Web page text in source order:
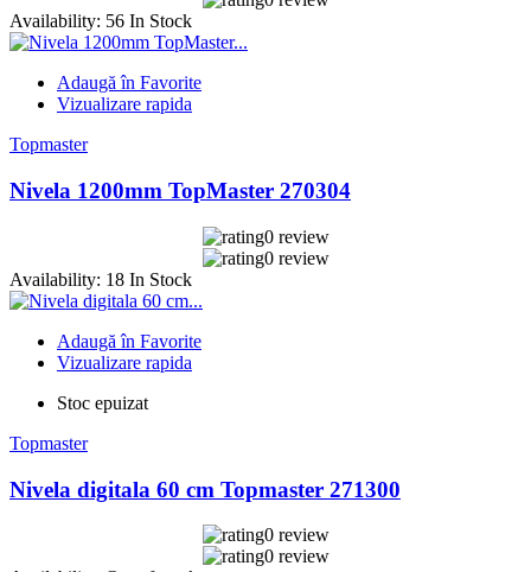
Availability: 56 In Stock
Adaugă în Favorite
Vizualizare rapida
Topmaster
Nivela 1200mm TopMaster 270304
0 review
0 review
Availability: 18 In Stock
Adaugă în Favorite
Vizualizare rapida
Stoc epuizat
Topmaster
Nivela digitala 60 cm Topmaster 271300
0 review
0 review